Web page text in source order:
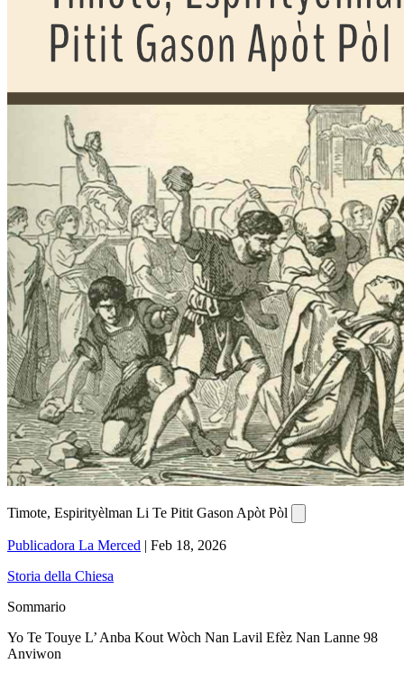
Timote, Espirityèlman Li Te Pitit Gason Apòt Pòl
Publicadora La Merced | Feb 18, 2026
Storia della Chiesa
Sommario
Yo Te Touye L’ Anba Kout Wòch Nan Lavil Efèz Nan Lanne 98
Anviwon